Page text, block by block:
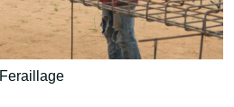
Feraillage